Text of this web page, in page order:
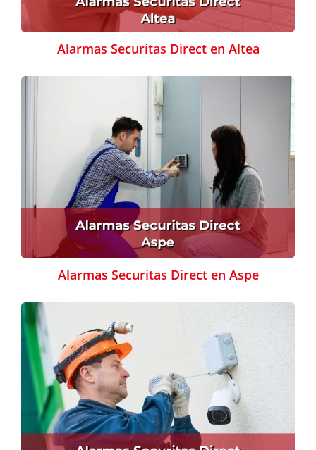
Alarmas Securitas Direct en Altea
Alarmas Securitas Direct en Aspe